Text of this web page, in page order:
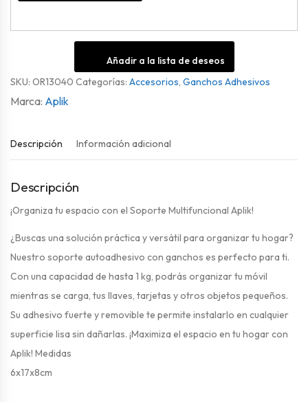
Añadir a la lista de deseos
SKU: OR13040 Categorías: Accesorios, Ganchos Adhesivos
Aplik
Descripción Información adicional
Descripción
¡Organiza tu espacio con el Soporte Multifuncional Aplik!
¿Buscas una solución práctica y versátil para organizar tu hogar?
Nuestro soporte autoadhesivo con ganchos es perfecto para ti.
Con una capacidad de hasta 1 kg, podrás organizar tu móvil
mientras se carga, tus llaves, tarjetas y otros objetos pequeños.
Su adhesivo fuerte y removible te permite instalarlo en cualquier
superficie lisa sin dañarlas. ¡Maximiza el espacio en tu hogar con
Aplik! Medidas
6x17x8cm